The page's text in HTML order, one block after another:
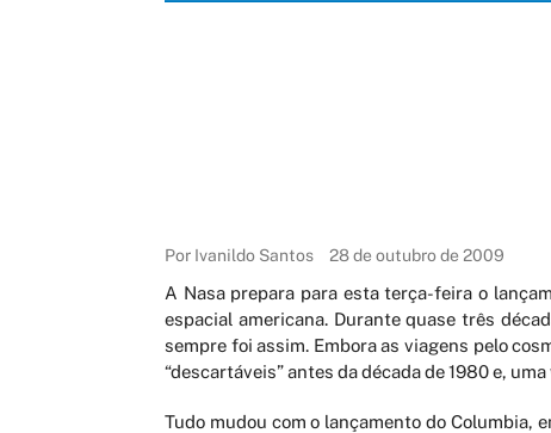
Por Ivanildo Santos 28 de outubro de 2009
A Nasa prepara para esta terça-feira o
espacial americana. Durante quase três
sempre foi assim. Embora as viagens pelo
“descartáveis” antes da década de 1980 e,
Tudo mudou com o lançamento do Columbia,